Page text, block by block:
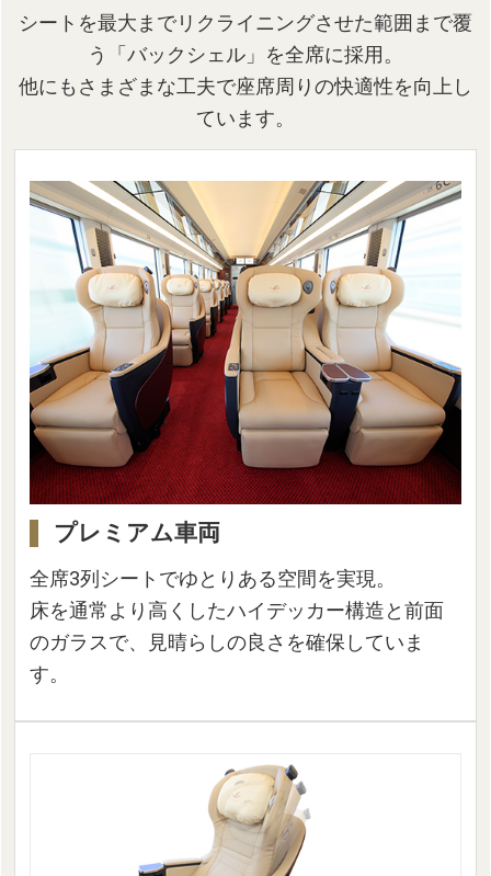
シートを最大までリクライニングさせた範囲まで覆
う「バックシェル」を全席に採用。
他にもさまざまな工夫で座席周りの快適性を向上し
ています。
プレミアム車両
全席3列シートでゆとりある空間を実現。
床を通常より高くしたハイデッカー構造と前面
のガラスで、見晴らしの良さを確保していま
す。